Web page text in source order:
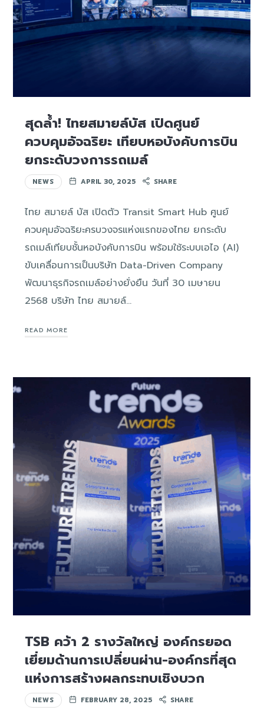
สุดล้ำ! ไทยสมายล์บัส เปิดศูนย์
ควบคุมอัจฉริยะ เทียบหอบังคับการบิน
ยกระดับวงการรถเมล์
NEWS APRIL 30, 2025 SHARE
ไทย สมายล์ บัส เปิดตัว Transit Smart Hub ศูนย์
ควบคุมอัจฉริยะครบวงจรแห่งแรกของไทย ยกระดับ
รถเมล์เทียบชั้นหอบังคับการบิน พร้อมใช้ระบบเอไอ (AI)
ขับเคลื่อนการเป็นบริษัท Data-Driven Company
พัฒนาธุรกิจรถเมล์อย่างยั่งยืน วันที่ 30 เมษายน
2568 บริษัท ไทย สมายล์…
READ MORE
TSB คว้า 2 รางวัลใหญ่ องค์กรยอด
เยี่ยมด้านการเปลี่ยนผ่าน-องค์กรที่สุด
แห่งการสร้างผลกระทบเชิงบวก
NEWS FEBRUARY 28, 2025 SHARE